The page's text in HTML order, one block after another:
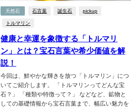
天然石 石言葉 誕生石 pickup
トルマリン
健康と幸運を象徴する「トルマリ
ン」とは？宝石言葉や希少価値を解
説！
今回は、鮮やかな輝きを放つ「トルマリン」につ
いてご紹介します。 「トルマリンってどんな宝
石？」 「種類や特徴って？」 などなど、鉱物と
しての基礎情報から宝石言葉まで、幅広い魅力を